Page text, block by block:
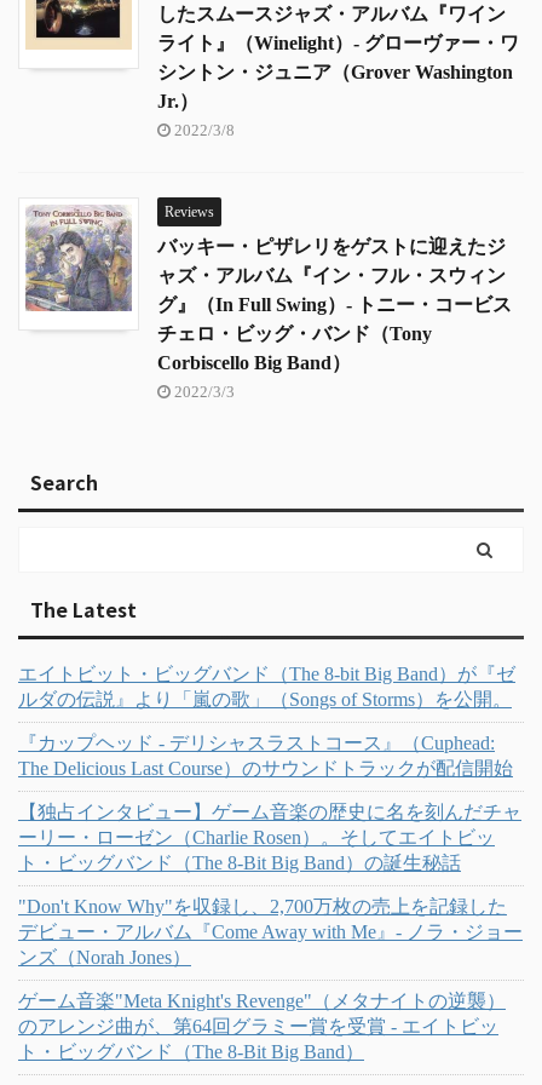
したスムースジャズ・アルバム『ワイン
ライト』（Winelight）- グローヴァー・ワ
シントン・ジュニア（Grover Washington
Jr.）
2022/3/8
Reviews
バッキー・ピザレリをゲストに迎えたジ
ャズ・アルバム『イン・フル・スウィン
グ』（In Full Swing）- トニー・コービス
チェロ・ビッグ・バンド（Tony
Corbiscello Big Band）
2022/3/3
Search
The Latest
エイトビット・ビッグバンド（The 8-bit Big Band）が『ゼ
ルダの伝説』より「嵐の歌」（Songs of Storms）を公開。
『カップヘッド - デリシャスラストコース』（Cuphead:
The Delicious Last Course）のサウンドトラックが配信開始
【独占インタビュー】ゲーム音楽の歴史に名を刻んだチャ
ーリー・ローゼン（Charlie Rosen）。そしてエイトビッ
ト・ビッグバンド（The 8-Bit Big Band）の誕生秘話
"Don't Know Why"を収録し、2,700万枚の売上を記録した
デビュー・アルバム『Come Away with Me』- ノラ・ジョー
ンズ（Norah Jones）
ゲーム音楽"Meta Knight's Revenge"（メタナイトの逆襲）
のアレンジ曲が、第64回グラミー賞を受賞 - エイトビッ
ト・ビッグバンド（The 8-Bit Big Band）